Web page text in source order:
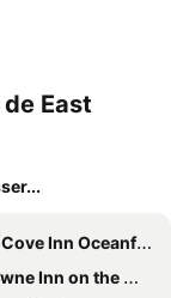
East
Inn Oceanfront R
on the Waterfront